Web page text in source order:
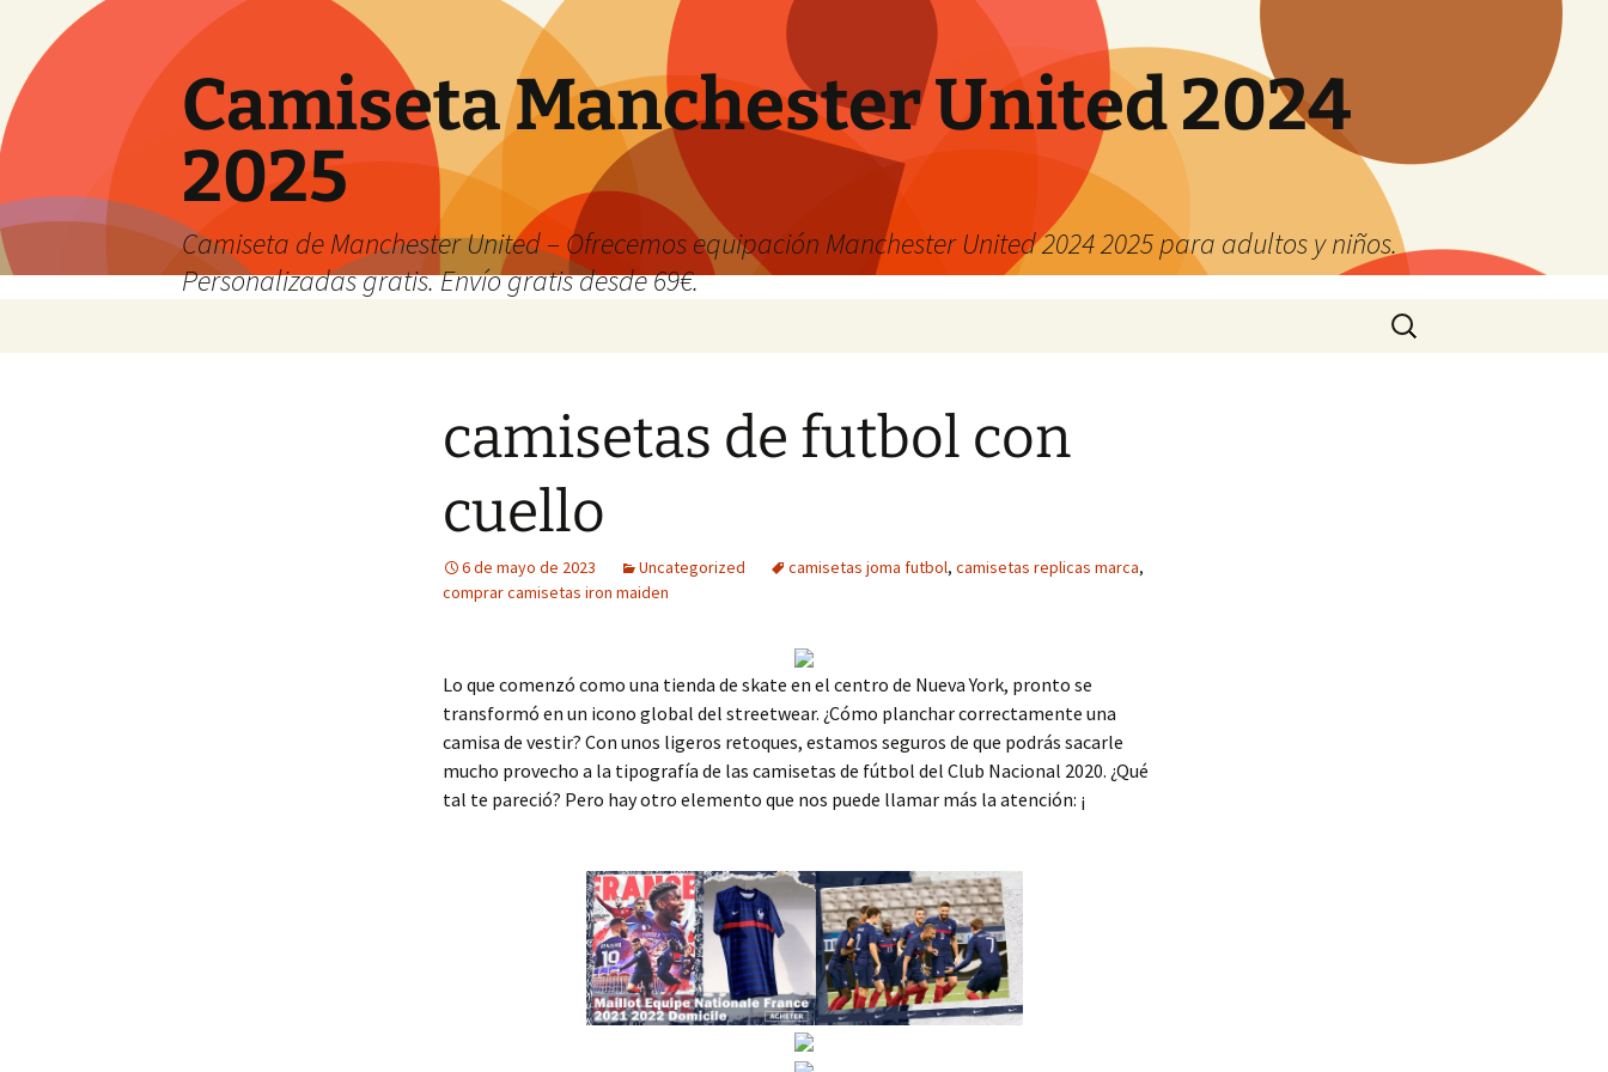
Camiseta Manchester United 2024
2025
Camiseta de Manchester United – Ofrecemos equipación Manchester United 2024 2025 para adultos y niños.
Personalizadas gratis. Envío gratis desde 69€.
Buscar:
camisetas de futbol con
cuello
6 de mayo de 2023 Uncategorized camisetas joma futbol, camisetas replicas marca,
comprar camisetas iron maiden
Lo que comenzó como una tienda de skate en el centro de Nueva York, pronto se
transformó en un icono global del streetwear. ¿Cómo planchar correctamente una
camisa de vestir? Con unos ligeros retoques, estamos seguros de que podrás sacarle
mucho provecho a la tipografía de las camisetas de fútbol del Club Nacional 2020. ¿Qué
tal te pareció? Pero hay otro elemento que nos puede llamar más la atención: ¡